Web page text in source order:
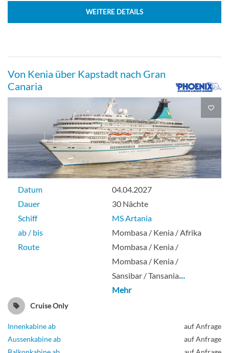
Balkonkabine
2-Bett-Superior mit Balkon -[R2]
Balkonkabine
2-Bett-Junior-Suite mit Balkon-[S+S2]
WEITERE DETAILS
Von Kenia über Kapstadt nach Gran
Canaria
Datum
04.04.2027
Dauer
30 Nächte
Schiff
MS Artania
ab / bis
Mombasa / Kenia / Afrika
Route
Mombasa / Kenia /
Mombasa / Kenia /
Sansibar / Tansania…
Mehr
Cruise Only
Innenkabine ab
auf Anfrage
Aussenkabine ab
auf Anfrage